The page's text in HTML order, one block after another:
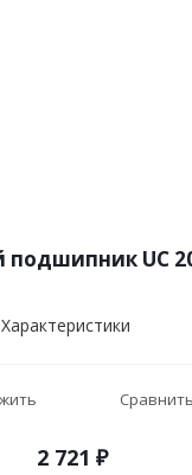
подшипник UC
Характеристики
Сравнить
2 721 ₽